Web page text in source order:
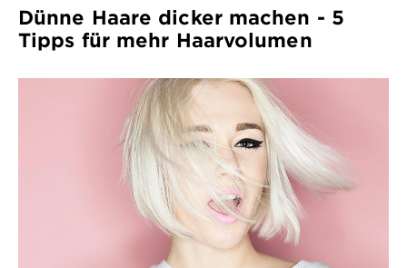
Dünne Haare dicker machen - 5
Tipps für mehr Haarvolumen